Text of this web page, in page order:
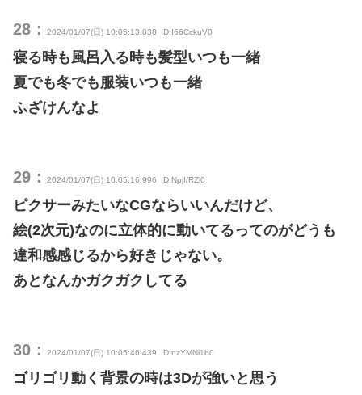
28： 2024/01/07(日) 10:05:13.838 ID:I66CckuV0
寝る時も風呂入る時も髪型いつも一緒
夏でも冬でも服装いつも一緒
ふざけんなよ
29： 2024/01/07(日) 10:05:16.996 ID:NpjI/RZl0
ピクサーみたいなCGならいいんだけど、
絵(2次元)なのに立体的に動いてるってのがどうも
違和感感じるから好きじゃない。
あとなんかガクガクしてる
30： 2024/01/07(日) 10:05:46.439 ID:nzYMNi1b0
ゴリゴリ動く背景の時は3Dが強いと思う